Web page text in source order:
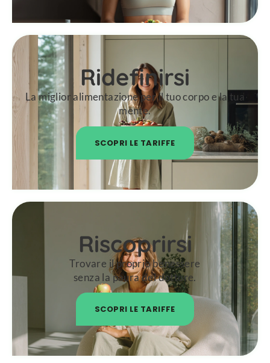
Ridefinirsi
La miglior alimentazione per il tuo corpo e la tua
mente.
SCOPRI LE TARIFFE
Riscoprirsi
Trovare il proprio benessere
senza la paura del dottore.
SCOPRI LE TARIFFE